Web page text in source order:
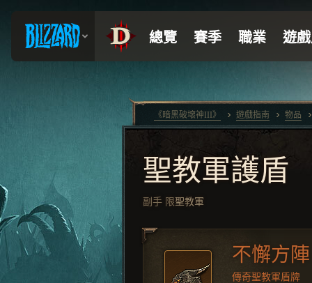
聖教軍護盾
副手 限聖教軍
不懈方陣
傳奇聖教軍盾牌
《暗黑破壞神III》 遊戲指南 物品